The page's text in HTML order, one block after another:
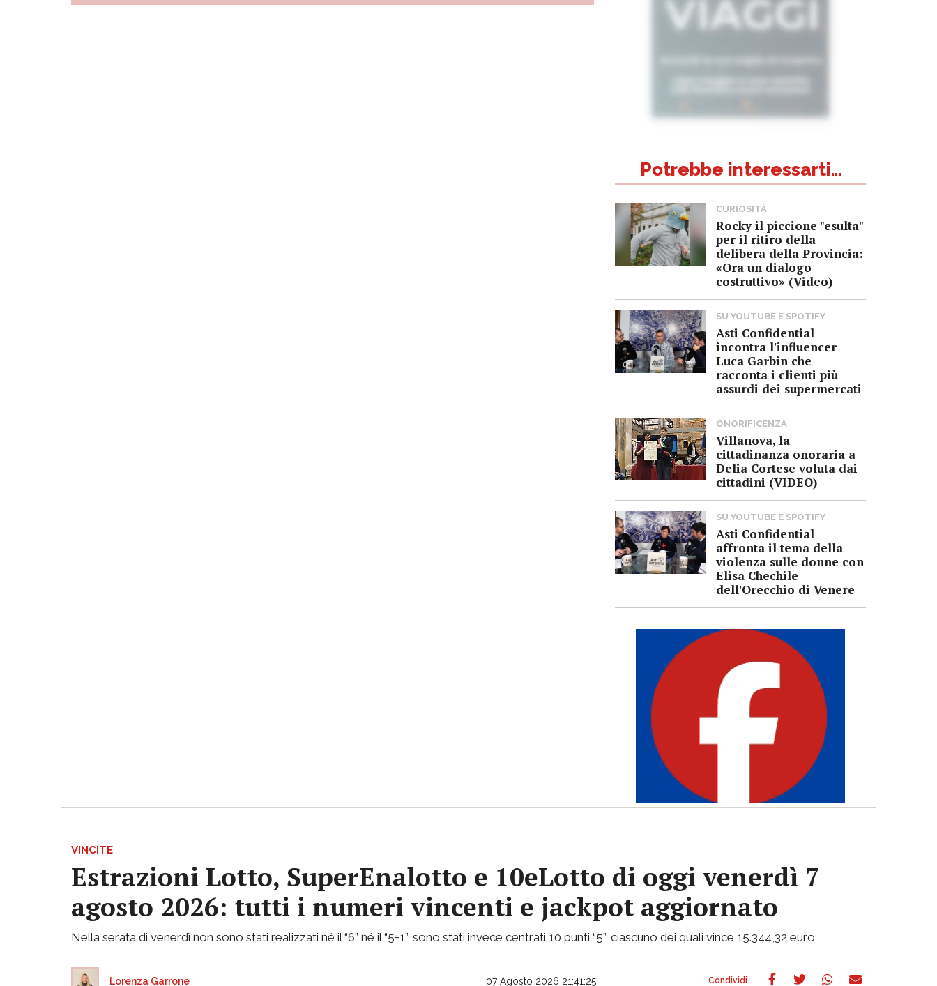
Potrebbe interessarti...
CURIOSITÀ
Rocky il piccione "esulta"
per il ritiro della
delibera della Provincia:
«Ora un dialogo
costruttivo» (Video)
SU YOUTUBE E SPOTIFY
Asti Confidential
incontra l'influencer
Luca Garbin che
racconta i clienti più
assurdi dei supermercati
ONORIFICENZA
Villanova, la
cittadinanza onoraria a
Delia Cortese voluta dai
cittadini (VIDEO)
SU YOUTUBE E SPOTIFY
Asti Confidential
affronta il tema della
violenza sulle donne con
Elisa Chechile
dell'Orecchio di Venere
VINCITE
Estrazioni Lotto, SuperEnalotto e 10eLotto di oggi venerdì 7
agosto 2026: tutti i numeri vincenti e jackpot aggiornato
Nella serata di venerdì non sono stati realizzati né il “6” né il “5+1”, sono stati invece centrati 10 punti “5”, ciascuno dei quali vince 15.344,32 euro
Lorenza Garrone 07 Agosto 2026 21:41:25